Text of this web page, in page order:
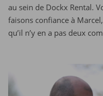
au sein de Dockx Rental.
faisons confiance à
qu’il n’y en a pas deux